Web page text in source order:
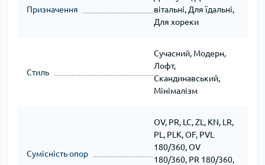
Призначення
вітальні, Для їдальні,
Для хореки
Стиль
Сучасний, Модерн,
Лофт,
Скандинавський,
Мінімалізм
Сумісність опор
OV, PR, LC, ZL, KN, LR,
PL, PLK, OF, PVL
180/360, OV
180/360, PR 180/360,